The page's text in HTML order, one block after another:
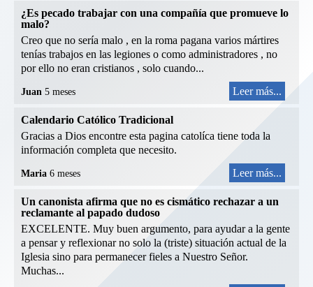
¿Es pecado trabajar con una compañía que promueve lo
malo?
Creo que no sería malo , en la roma pagana varios mártires
tenías trabajos en las legiones o como administradores , no
por ello no eran cristianos , solo cuando...
Juan 5 meses Leer más...
Calendario Católico Tradicional
Gracias a Dios encontre esta pagina catolíca tiene toda la
información completa que necesito.
Maria 6 meses Leer más...
Un canonista afirma que no es cismático rechazar a un
reclamante al papado dudoso
EXCELENTE. Muy buen argumento, para ayudar a la gente
a pensar y reflexionar no solo la (triste) situación actual de la
Iglesia sino para permanecer fieles a Nuestro Señor.
Muchas...